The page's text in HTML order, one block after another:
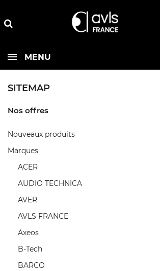
MENU
SITEMAP
Nos offres
Nouveaux produits
Marques
ACER
AUDIO TECHNICA
AVER
AVLS FRANCE
Axeos
B-Tech
BARCO